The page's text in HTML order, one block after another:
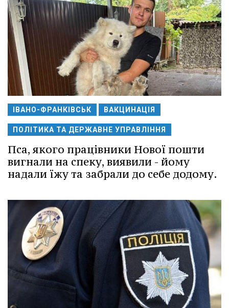
ІВАНО-ФРАНКІВСЬК ВАКЦИНАЦІЯ
ПОЛІТИКА ТА ДЕРЖАВНЕ УПРАВЛІННЯ
Пса, якого працівники Нової пошти
вигнали на спеку, виявили - йому
надали їжу та забрали до себе додому.